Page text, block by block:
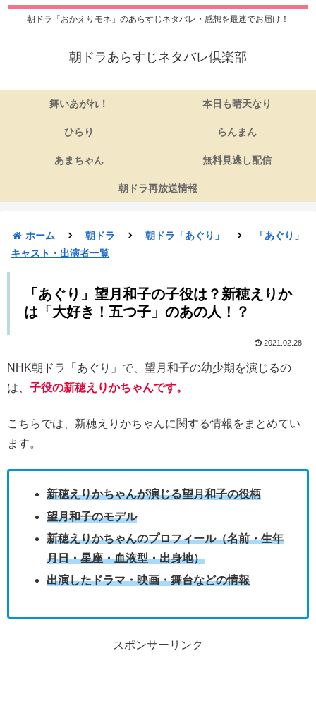
朝ドラ「おかえりモネ」のあらすじネタバレ・感想を最速でお届け！
朝ドラあらすじネタバレ倶楽部
舞いあがれ！ 本日も晴天なり
ひらり らんまん
あまちゃん 無料見逃し配信
朝ドラ再放送情報
ホーム 朝ドラ 朝ドラ「あぐり」
「あぐり」
キャスト・出演者一覧
「あぐり」望月和子の子役は？新穂えりか
は「大好き！五つ子」のあの人！？
2021.02.28
NHK朝ドラ「あぐり」で、望月和子の幼少期を演じるの
は、 子役の新穂えりかちゃんです。
こちらでは、新穂えりかちゃんに関する情報をまとめてい
ます。
新穂えりかちゃんが演じる望月和子の役柄
望月和子のモデル
新穂えりかちゃんのプロフィール（名前・生年
月日・星座・血液型・出身地）
出演したドラマ・映画・舞台などの情報
スポンサーリンク